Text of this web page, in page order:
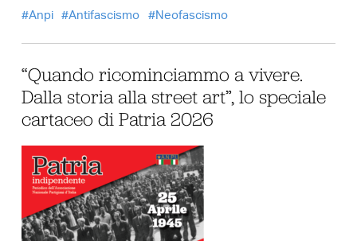
Anpi
Antifascismo Neofascismo
“Quando ricominciammo a vivere.
Dalla storia alla street art”, lo speciale
cartaceo di Patria 2026